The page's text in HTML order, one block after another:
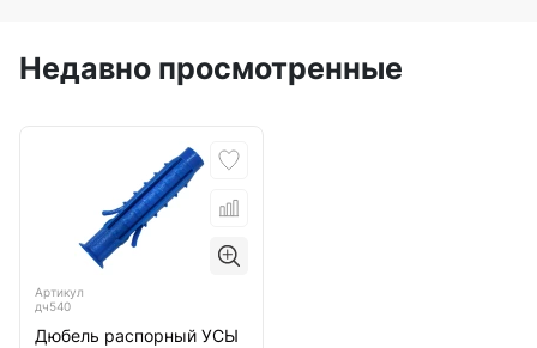
Недавно просмотренные
Артикул
дч540
Дюбель распорный УСЫ